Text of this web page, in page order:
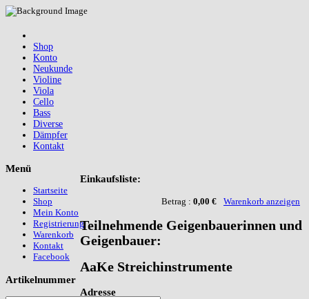
Shop
Konto
Neukunde
Violine
Viola
Cello
Bass
Diverse
Dämpfer
Kontakt
Einkaufsliste:
Betrag : 0,00 € Warenkorb anzeigen
Teilnehmende Geigenbauerinnen und
Geigenbauer:
AaKe Streichinstrumente
Adresse
Menü
Startseite
Shop
Mein Konto
Registrierung
Warenkorb
Kontakt
Facebook
Artikelnummer